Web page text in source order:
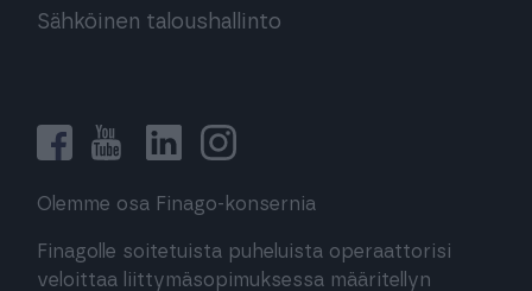
Sähköinen taloushallinto
Olemme osa Finago-konsernia
Finagolle soitetuista puheluista operaattorisi
veloittaa liittymäsopimuksessa määritellyn